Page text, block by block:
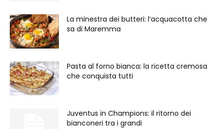
La minestra dei butteri: l’acquacotta che
sa di Maremma
Pasta al forno bianca: la ricetta cremosa
che conquista tutti
Juventus in Champions: il ritorno dei
bianconeri tra i grandi